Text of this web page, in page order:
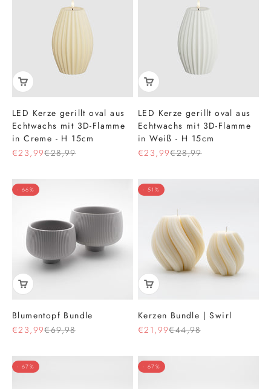
LED Kerze gerillt oval aus
Echtwachs mit 3D-Flamme
in Creme - H 15cm
Angebot
€23,99Regulärer Preis
€28,99
LED Kerze gerillt oval aus
Echtwachs mit 3D-Flamme
in Weiß - H 15cm
Angebot
€23,99Regulärer Preis
€28,99
- 66%
Blumentopf Bundle
Angebot
€23,99Regulärer Preis
€69,98
- 51%
Kerzen Bundle | Swirl
Angebot
€21,99Regulärer Preis
€44,98
- 67% - 67%